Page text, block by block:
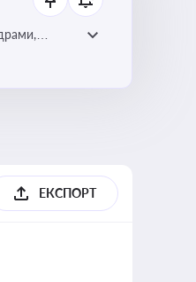
ЕКСПОРТ